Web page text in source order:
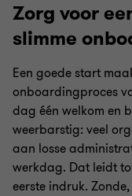
Zorg voor
slimme
Een goede start
onboardingproces
dag één welkom en
weerbarstig: veel
aan losse
werkdag. Dat leidt
eerste indruk.